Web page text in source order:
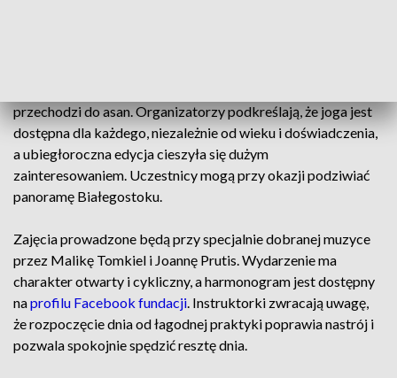
przechodzi do asan. Organizatorzy podkreślają, że joga jest
dostępna dla każdego, niezależnie od wieku i doświadczenia,
a ubiegłoroczna edycja cieszyła się dużym
zainteresowaniem. Uczestnicy mogą przy okazji podziwiać
panoramę Białegostoku.
Zajęcia prowadzone będą przy specjalnie dobranej muzyce
przez Malikę Tomkiel i Joannę Prutis. Wydarzenie ma
charakter otwarty i cykliczny, a harmonogram jest dostępny
naprofilu Facebook fundacji. Instruktorki zwracają uwagę,
że rozpoczęcie dnia od łagodnej praktyki poprawia nastrój i
pozwala spokojnie spędzić resztę dnia.